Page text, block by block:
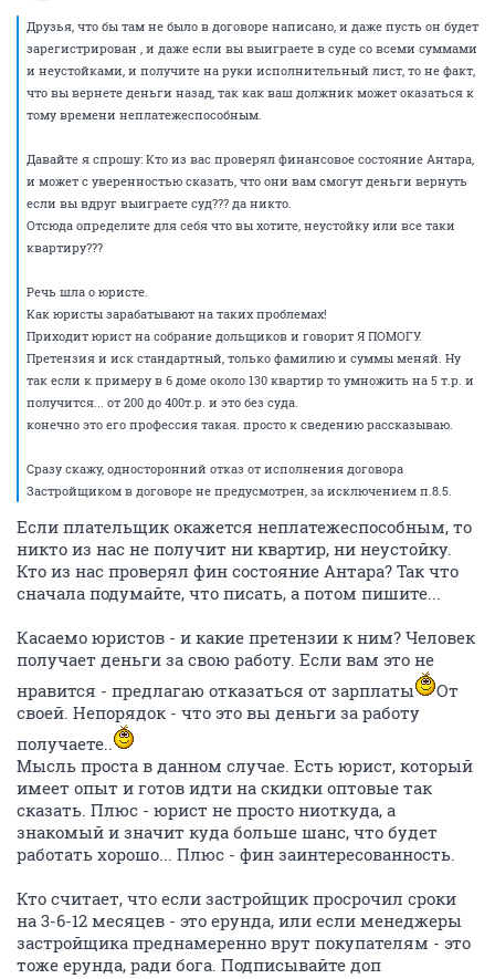
Друзья, что бы там не было в договоре написано, и даже пусть он будет
зарегистрирован , и даже если вы выиграете в суде со всеми суммами
и неустойками, и получите на руки исполнительный лист, то не факт,
что вы вернете деньги назад, так как ваш должник может оказаться к
тому времени неплатежеспособным.
Давайте я спрошу: Кто из вас проверял финансовое состояние Антара,
и может с уверенностью сказать, что они вам смогут деньги вернуть
если вы вдруг выиграете суд??? да никто.
Отсюда определите для себя что вы хотите, неустойку или все таки
квартиру???
Речь шла о юристе.
Как юристы зарабатывают на таких проблемах!
Приходит юрист на собрание дольщиков и говорит Я ПОМОГУ.
Претензия и иск стандартный, только фамилию и суммы меняй. Ну
так если к примеру в 6 доме около 130 квартир то умножить на 5 т.р. и
получится... от 200 до 400т.р. и это без суда.
конечно это его профессия такая. просто к сведению рассказываю.
Сразу скажу, односторонний отказ от исполнения договора
Застройщиком в договоре не предусмотрен, за исключением п.8.5.
Если плательщик окажется неплатежеспособным, то
никто из нас не получит ни квартир, ни неустойку.
Кто из нас проверял фин состояние Антара? Так что
сначала подумайте, что писать, а потом пишите...
Касаемо юристов - и какие претензии к ним? Человек
получает деньги за свою работу. Если вам это не
нравится - предлагаю отказаться от зарплаты
От
своей. Непорядок - что это вы деньги за работу
получаете..
Мысль проста в данном случае. Есть юрист, который
имеет опыт и готов идти на скидки оптовые так
сказать. Плюс - юрист не просто ниоткуда, а
знакомый и значит куда больше шанс, что будет
работать хорошо... Плюс - фин заинтересованность.
Кто считает, что если застройщик просрочил сроки
на 3-6-12 месяцев - это ерунда, или если менеджеры
застройщика преднамеренно врут покупателям - это
тоже ерунда, ради бога. Подписывайте доп